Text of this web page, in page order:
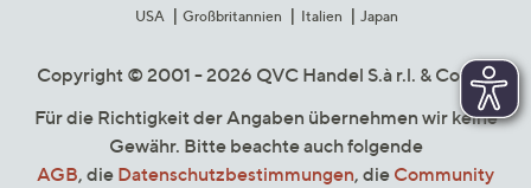
USA
Großbritannien Italien Japan
Copyright © 2001 - 2026 QVC Handel S.à r.l. & Co. KG
Für die Richtigkeit der Angaben übernehmen wir keine
Gewähr. Bitte beachte auch folgende
AGB, die Datenschutzbestimmungen, die Community